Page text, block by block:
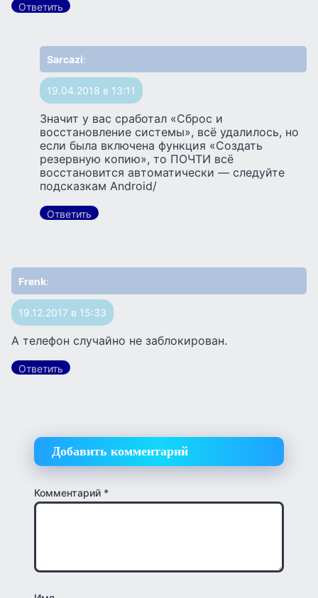
Ответить
Sarcazi:
19.04.2018 в 13:11
Значит у вас сработал «Сброс и
восстановление системы», всё удалилось, но
если была включена функция «Создать
резервную копию», то ПОЧТИ всё
восстановится автоматически — следуйте
подсказкам Android/
Ответить
Frenk:
19.12.2017 в 15:33
А телефон случайно не заблокирован.
Ответить
Добавить комментарий
Комментарий *